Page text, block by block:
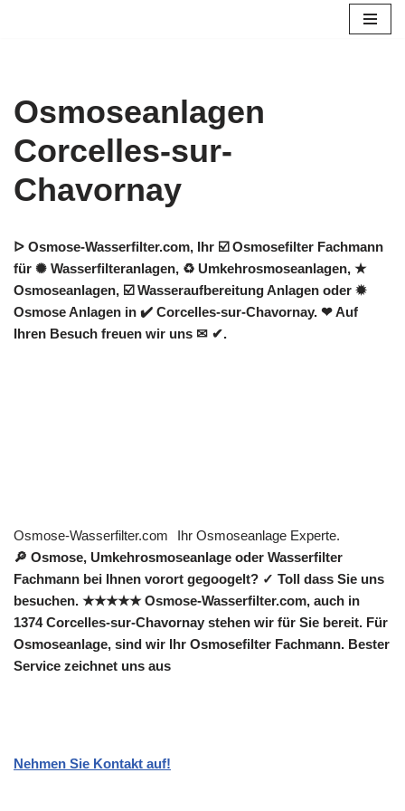
Osmoseanlagen
Corcelles-sur-
Chavornay
ᐅ Osmose-Wasserfilter.com, Ihr ☑️ Osmosefilter Fachmann
für ✺ Wasserfilteranlagen, ♻ Umkehrosmoseanlagen, ★
Osmoseanlagen, ☑️ Wasseraufbereitung Anlagen oder ✹
Osmose Anlagen in ✔️ Corcelles-sur-Chavornay. ❤ Auf
Ihren Besuch freuen wir uns ✉ ✔.
Osmose-Wasserfilter.com
Ihr Osmoseanlage Experte.
🔎 Osmose, Umkehrosmoseanlage oder Wasserfilter
Fachmann bei Ihnen vorort gegoogelt? ✓ Toll dass Sie uns
besuchen. ★★★★★ Osmose-Wasserfilter.com, auch in
1374 Corcelles-sur-Chavornay stehen wir für Sie bereit. Für
Osmoseanlage, sind wir Ihr Osmosefilter Fachmann. Bester
Service zeichnet uns aus
Nehmen Sie Kontakt auf!